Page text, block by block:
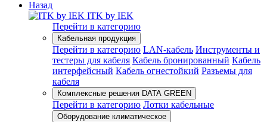
Назад
ITK by IEK
Перейти в категорию
Кабельная продукция
Перейти в категорию LAN-кабель Инструменты и
тестеры для кабеля Кабель бронированный Кабель
интерфейсный Кабель огнестойкий Разъемы для
кабеля
Комплексные решения DATA GREEN
Перейти в категорию Лотки кабельные
Оборудование климатическое